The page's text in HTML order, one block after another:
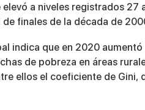
a niveles registrados
de finales de la década de
indica que en 2020
de pobreza en áreas
ellos el coeficiente de Gini,